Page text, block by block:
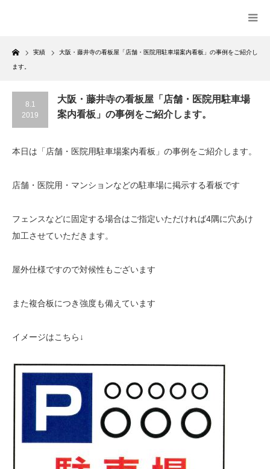
Home
実績 大阪・藤井寺の看板屋「店舗・医院用駐車場案内看板」の事例をご紹介し
ます。
8.1
2019
大阪・藤井寺の看板屋「店舗・医院用駐車場
案内看板」の事例をご紹介します。
本日は「店舗・医院用駐車場案内看板」の事例をご紹介します。
店舗・医院用・マンションなどの駐車場に掲示する看板です
フェンスなどに固定する場合はご指定いただければ4隅に穴あけ
加工させていただきます。
屋外仕様ですので対候性もございます
また複合板につき強度も備えています
イメージはこちら↓